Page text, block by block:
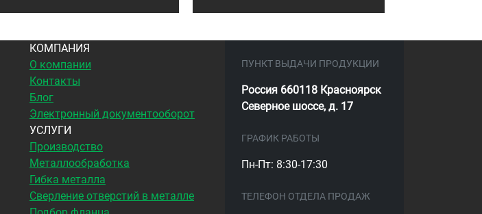
КОМПАНИЯ
О компании
Контакты
Блог
Электронный документооборот
УСЛУГИ
Производство
Металлообработка
Гибка металла
Сверление отверстий в металле
ПУНКТ ВЫДАЧИ ПРОДУКЦИИ
Россия 660118 Красноярск
Северное шоссе, д. 17
ГРАФИК РАБОТЫ
Пн-Пт: 8:30-17:30
ТЕЛЕФОН ОТДЕЛА ПРОДАЖ